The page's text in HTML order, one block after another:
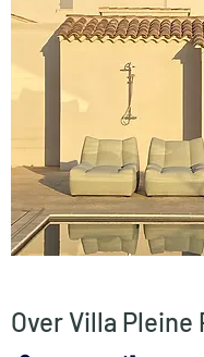
Over Villa Pleine